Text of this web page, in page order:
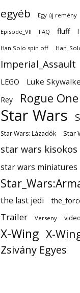
egyéb Egy új remény
Episode_VII FAQ fluff
Han Solo spin off
Imperial_Assault
LEGO Luke
Rey
Rogue One
Star Wars
Star Wars: Lázadók Star
star wars kisokos
star wars miniatures
the last jedi
Trailer Verseny
X-Wing X-
Zsivány Egyes